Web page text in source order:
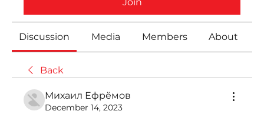
Discussion Media Members About
Back
Михаил Ефрёмов
December 14, 2023